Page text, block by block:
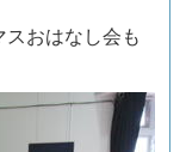
おはなし会も